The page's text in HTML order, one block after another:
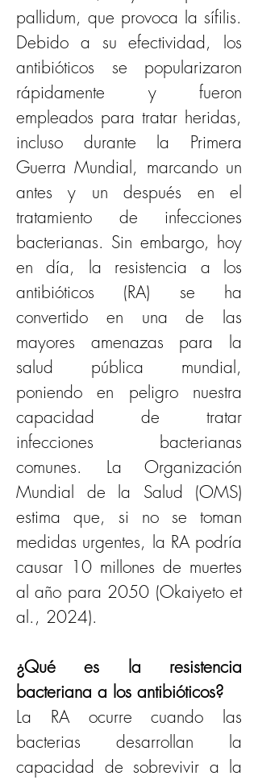
pallidum, que provoca la sífilis.
Debido a su efectividad, los
antibióticos se popularizaron
rápidamente y fueron
empleados para tratar heridas,
incluso durante la Primera
Guerra Mundial, marcando un
antes y un después en el
tratamiento de infecciones
bacterianas. Sin embargo, hoy
en día, la resistencia a los
antibióticos (RA) se ha
convertido en una de las
mayores amenazas para la
salud pública mundial,
poniendo en peligro nuestra
capacidad de tratar
infecciones bacterianas
comunes. La Organización
Mundial de la Salud (OMS)
estima que, si no se toman
medidas urgentes, la RA podría
causar 10 millones de muertes
al año para 2050 (Okaiyeto et
al., 2024).
¿Qué es la resistencia
bacteriana a los antibióticos?
La RA ocurre cuando las
bacterias desarrollan la
capacidad de sobrevivir a la